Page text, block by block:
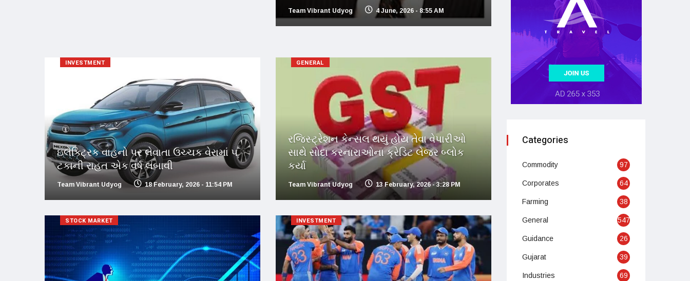
Team Vibrant Udyog 4 June, 2026 - 8:55 AM
INVESTMENT
ઇલેક્ટ્રિક વાહનો પર લેવાતા ઉચ્ચક વેરામાં ૫
ટકાની રાહત એક વર્ષ લંબાવી
Team Vibrant Udyog 18 February, 2026 - 11:54 PM
GENERAL
રજિસ્ટ્રેશન કેન્સલ થયું હોય તેવા વેપારીઓ
સાથે સોદા કરનારાઓના ક્રેડિટ લેજર બ્લોક
કર્યા
Team Vibrant Udyog 13 February, 2026 - 3:28 PM
STOCK MARKET INVESTMENT
Categories
Commodity 97
Corporates 64
Farming 38
General 547
Guidance 26
Gujarat 39
Industries 69